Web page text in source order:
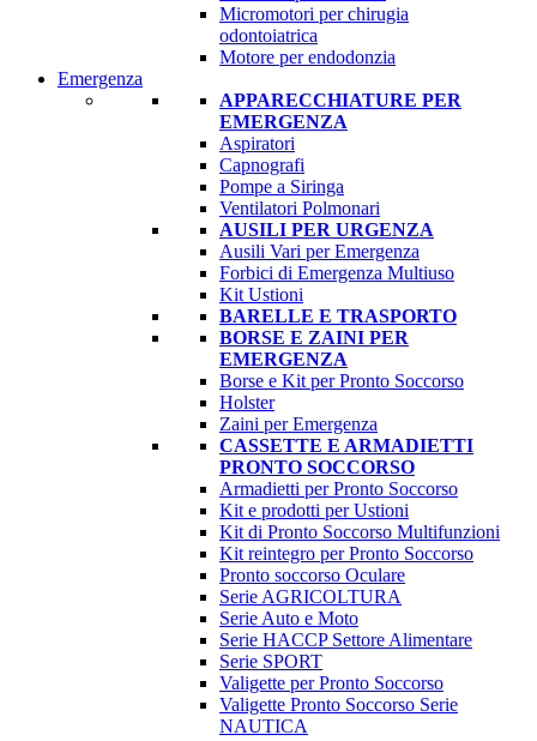
Micromotori per chirugia
odontoiatrica
Motore per endodonzia
Emergenza
APPARECCHIATURE PER
EMERGENZA
Aspiratori
Capnografi
Pompe a Siringa
Ventilatori Polmonari
AUSILI PER URGENZA
Ausili Vari per Emergenza
Forbici di Emergenza Multiuso
Kit Ustioni
BARELLE E TRASPORTO
BORSE E ZAINI PER
EMERGENZA
Borse e Kit per Pronto Soccorso
Holster
Zaini per Emergenza
CASSETTE E ARMADIETTI
PRONTO SOCCORSO
Armadietti per Pronto Soccorso
Kit e prodotti per Ustioni
Kit di Pronto Soccorso Multifunzioni
Kit reintegro per Pronto Soccorso
Pronto soccorso Oculare
Serie AGRICOLTURA
Serie Auto e Moto
Serie HACCP Settore Alimentare
Serie SPORT
Valigette per Pronto Soccorso
Valigette Pronto Soccorso Serie
NAUTICA